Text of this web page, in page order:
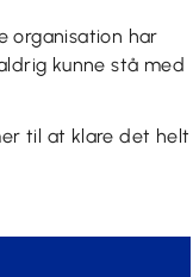
organisation har
kunne stå med
til at klare det helt